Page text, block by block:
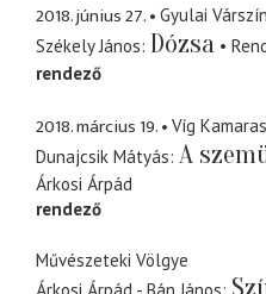
2018. június 27.
Gyulai
Székely János Dózsa
rendező
2018. március 19.
Víg
Dunajcsik Mátyás A
Árkosi Árpád
rendező
Művészeteki Völgye